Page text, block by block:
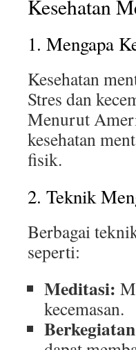
Kesehatan
1. Mengapa
Kesehatan
Stres dan
Menurut
kesehatan
fisik.
2. Teknik
Berbagai
seperti:
Meditasi:
kecemasan.